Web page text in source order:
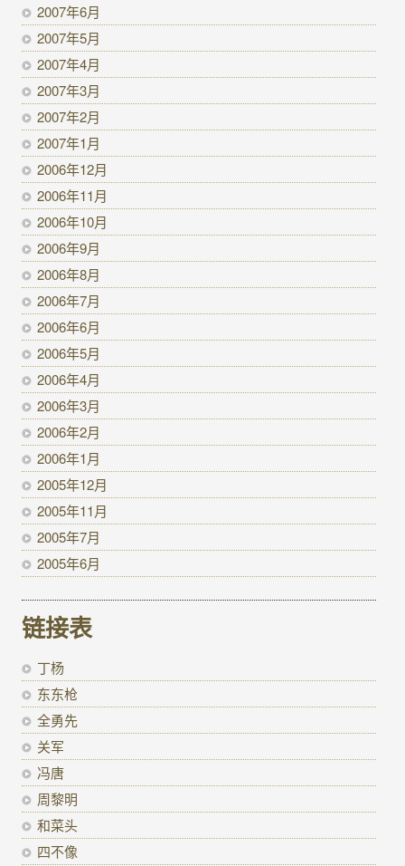
2007年6月
2007年5月
2007年4月
2007年3月
2007年2月
2007年1月
2006年12月
2006年11月
2006年10月
2006年9月
2006年8月
2006年7月
2006年6月
2006年5月
2006年4月
2006年3月
2006年2月
2006年1月
2005年12月
2005年11月
2005年7月
2005年6月
链接表
丁杨
东东枪
全勇先
关军
冯唐
周黎明
和菜头
四不像